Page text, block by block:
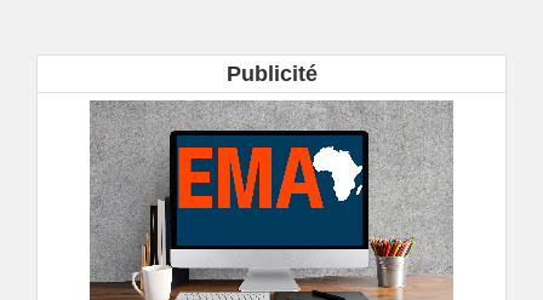
Publicité